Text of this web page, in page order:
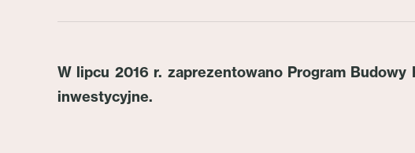
W lipcu 2016 r. zaprezentowano Program
inwestycyjne.